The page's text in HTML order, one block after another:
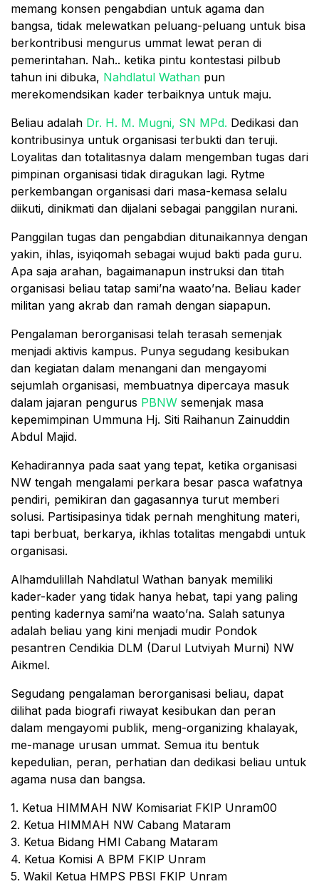
memang konsen pengabdian untuk agama dan
bangsa, tidak melewatkan peluang-peluang untuk bisa
berkontribusi mengurus ummat lewat peran di
pemerintahan. Nah.. ketika pintu kontestasi pilbub
tahun ini dibuka, Nahdlatul Wathan pun
merekomendsikan kader terbaiknya untuk maju.
Beliau adalah Dr. H. M. Mugni, SN MPd. Dedikasi dan
kontribusinya untuk organisasi terbukti dan teruji.
Loyalitas dan totalitasnya dalam mengemban tugas dari
pimpinan organisasi tidak diragukan lagi. Rytme
perkembangan organisasi dari masa-kemasa selalu
diikuti, dinikmati dan dijalani sebagai panggilan nurani.
Panggilan tugas dan pengabdian ditunaikannya dengan
yakin, ihlas, isyiqomah sebagai wujud bakti pada guru.
Apa saja arahan, bagaimanapun instruksi dan titah
organisasi beliau tatap sami’na waato’na. Beliau kader
militan yang akrab dan ramah dengan siapapun.
Pengalaman berorganisasi telah terasah semenjak
menjadi aktivis kampus. Punya segudang kesibukan
dan kegiatan dalam menangani dan mengayomi
sejumlah organisasi, membuatnya dipercaya masuk
dalam jajaran pengurus PBNW semenjak masa
kepemimpinan Ummuna Hj. Siti Raihanun Zainuddin
Abdul Majid.
Kehadirannya pada saat yang tepat, ketika organisasi
NW tengah mengalami perkara besar pasca wafatnya
pendiri, pemikiran dan gagasannya turut memberi
solusi. Partisipasinya tidak pernah menghitung materi,
tapi berbuat, berkarya, ikhlas totalitas mengabdi untuk
organisasi.
Alhamdulillah Nahdlatul Wathan banyak memiliki
kader-kader yang tidak hanya hebat, tapi yang paling
penting kadernya sami’na waato’na. Salah satunya
adalah beliau yang kini menjadi mudir Pondok
pesantren Cendikia DLM (Darul Lutviyah Murni) NW
Aikmel.
Segudang pengalaman berorganisasi beliau, dapat
dilihat pada biografi riwayat kesibukan dan peran
dalam mengayomi publik, meng-organizing khalayak,
me-manage urusan ummat. Semua itu bentuk
kepedulian, peran, perhatian dan dedikasi beliau untuk
agama nusa dan bangsa.
1. Ketua HIMMAH NW Komisariat FKIP Unram00
2. Ketua HIMMAH NW Cabang Mataram
3. Ketua Bidang HMI Cabang Mataram
4. Ketua Komisi A BPM FKIP Unram
5. Wakil Ketua HMPS PBSI FKIP Unram